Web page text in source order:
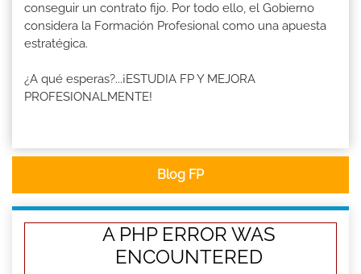
conseguir un contrato fijo. Por todo ello, el Gobierno
considera la Formación Profesional como una apuesta
estratégica.
¿A qué esperas?...¡ESTUDIA FP Y MEJORA
PROFESIONALMENTE!
Blog FP
A PHP ERROR WAS
ENCOUNTERED